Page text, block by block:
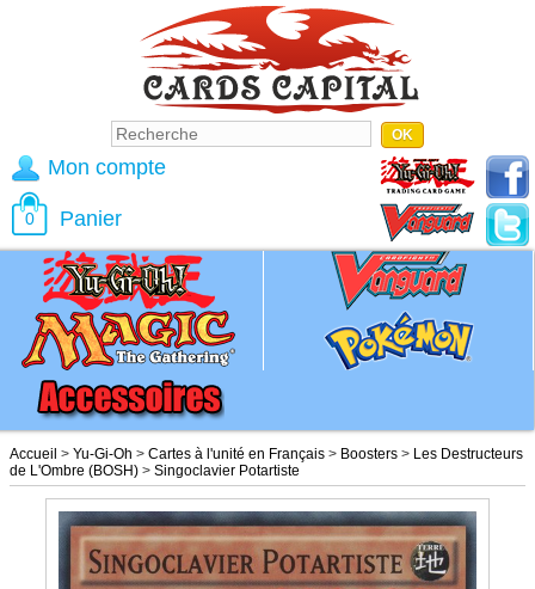
Accueil > Yu-Gi-Oh > Cartes à l'unité en Français > Boosters > Les Destructeurs
de L'Ombre (BOSH) > Singoclavier Potartiste
Mon compte
0 Panier